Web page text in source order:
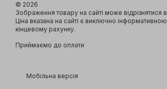
© 2026
Зображення товару на сайті може відрізнятися
Ціна вказана на сайті є виключно
кінцевому рахунку.
Приймаємо до оплати
Мобільна версія